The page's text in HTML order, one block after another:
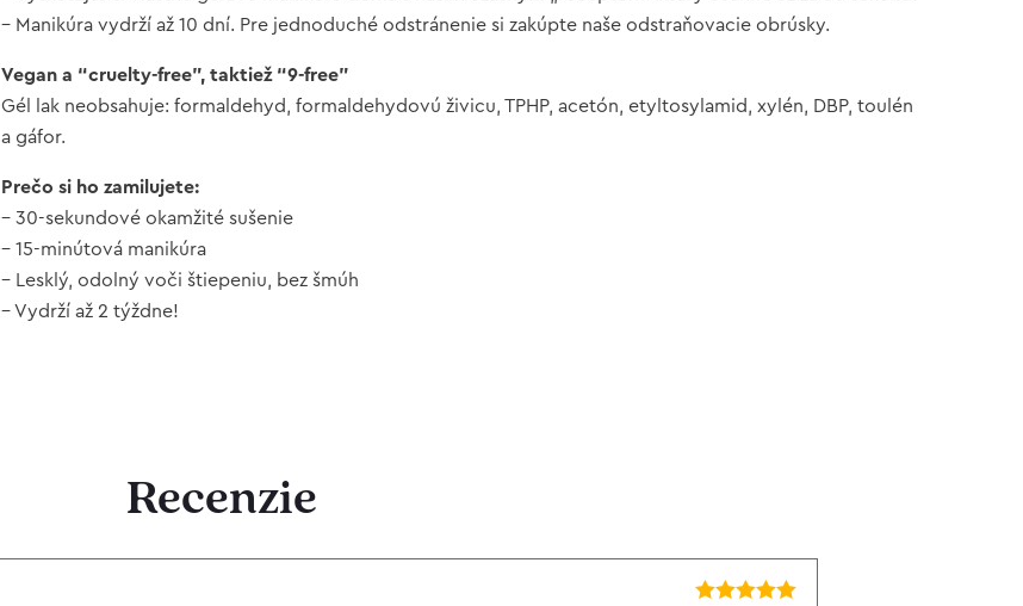
– Manikúra vydrží až 10 dní. Pre jednoduché odstránenie si zakúpte naše odstraňovacie obrúsky.
Vegan a “cruelty-free”, taktiež “9-free”
Gél lak neobsahuje: formaldehyd, formaldehydovú živicu, TPHP, acetón, etyltosylamid, xylén, DBP, toulén
a gáfor.
Prečo si ho zamilujete:
– 30-sekundové okamžité sušenie
– 15-minútová manikúra
– Lesklý, odolný voči štiepeniu, bez šmúh
– Vydrží až 2 týždne!
Recenzie